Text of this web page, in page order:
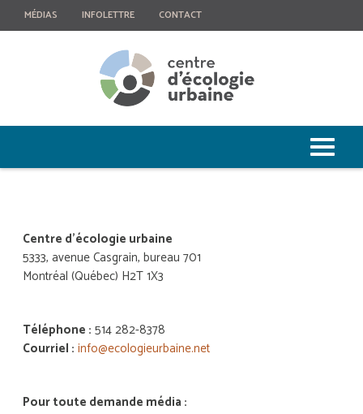
MÉDIAS INFOLETTRE CONTACT
Centre d’écologie urbaine
5333, avenue Casgrain, bureau 701
Montréal (Québec) H2T 1X3
Téléphone : 514 282-8378
Courriel : info@ecologieurbaine.net
Pour toute demande média :